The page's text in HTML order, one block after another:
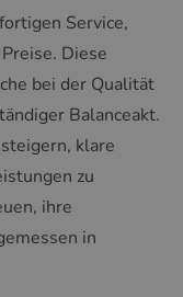
Service,
Diese
bei der Qualität
Balanceakt.
klare
zu
ihre
in